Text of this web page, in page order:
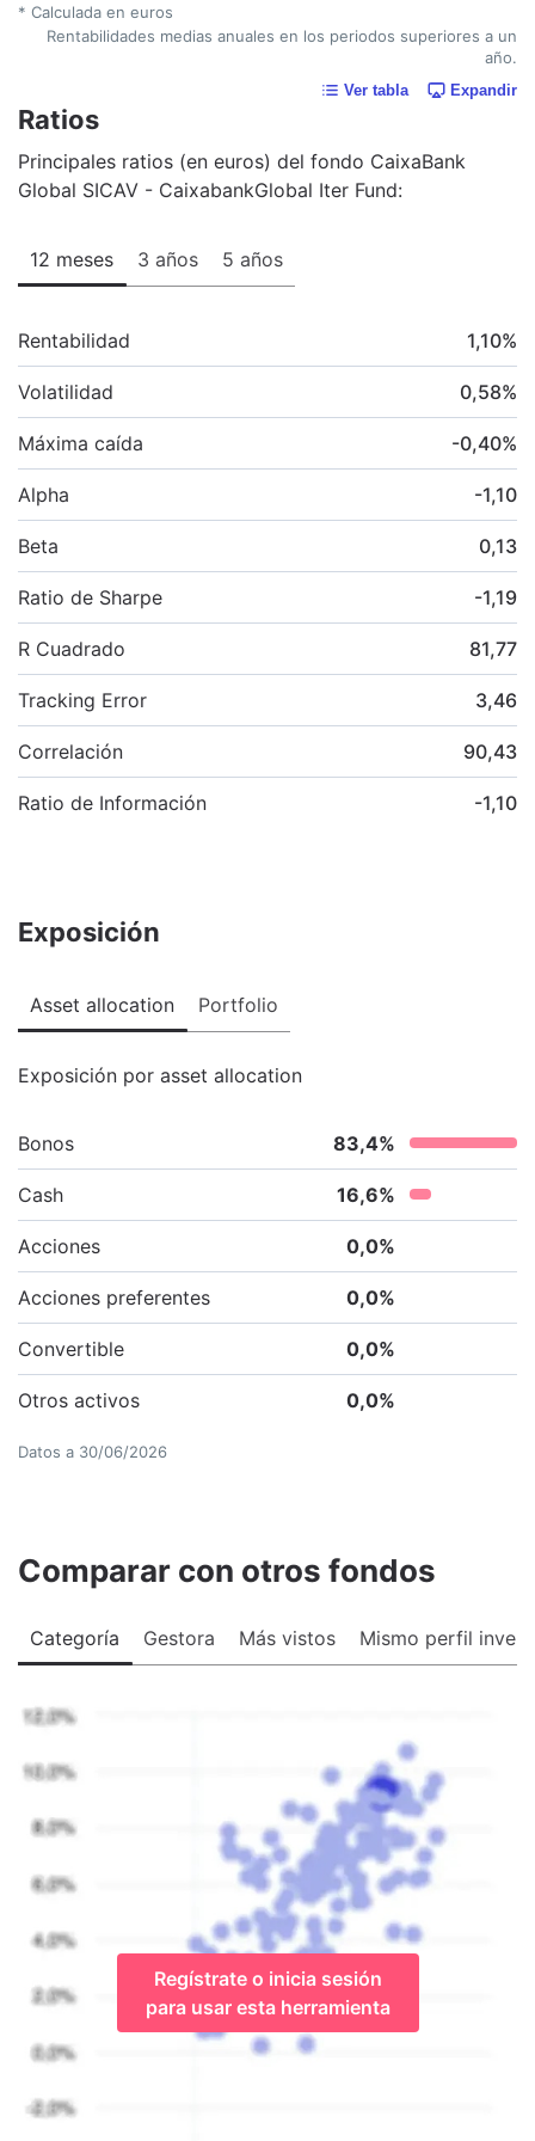
* Calculada en euros
Rentabilidades medias anuales en los periodos superiores a un
año.
Ver tabla Expandir
Ratios
Principales ratios (en euros) del fondo CaixaBank
Global SICAV - CaixabankGlobal Iter Fund:
12 meses 3 años 5 años
Rentabilidad 1,10%
Volatilidad 0,58%
Máxima caída -0,40%
Alpha -1,10
Beta 0,13
Ratio de Sharpe -1,19
R Cuadrado 81,77
Tracking Error 3,46
Correlación 90,43
Ratio de Información -1,10
Exposición
Asset allocation Portfolio
Exposición por asset allocation
Bonos 83,4%
Cash 16,6%
Acciones 0,0%
Acciones preferentes 0,0%
Convertible 0,0%
Otros activos 0,0%
Datos a 30/06/2026
Comparar con otros fondos
Categoría Gestora Más vistos Mismo perfil
Regístrate o inicia sesión
para usar esta herramienta